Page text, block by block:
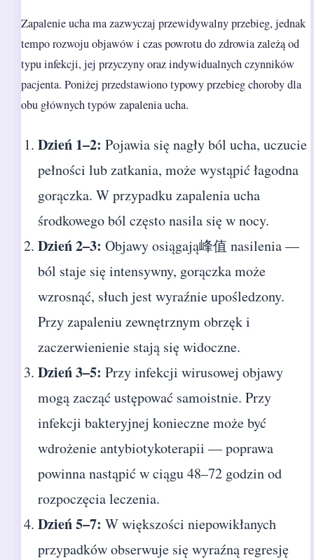
Zapalenie ucha ma zazwyczaj przewidywalny przebieg, jednak
tempo rozwoju objawów i czas powrotu do zdrowia zależą od
typu infekcji, jej przyczyny oraz indywidualnych czynników
pacjenta. Poniżej przedstawiono typowy przebieg choroby dla
obu głównych typów zapalenia ucha.
Dzień 1–2: Pojawia się nagły ból ucha, uczucie
pełności lub zatkania, może wystąpić łagodna
gorączka. W przypadku zapalenia ucha
środkowego ból często nasila się w nocy.
Dzień 2–3: Objawy osiągają峰值 nasilenia —
ból staje się intensywny, gorączka może
wzrosnąć, słuch jest wyraźnie upośledzony.
Przy zapaleniu zewnętrznym obrzęk i
zaczerwienienie stają się widoczne.
Dzień 3–5: Przy infekcji wirusowej objawy
mogą zacząć ustępować samoistnie. Przy
infekcji bakteryjnej konieczne może być
wdrożenie antybiotykoterapii — poprawa
powinna nastąpić w ciągu 48–72 godzin od
rozpoczęcia leczenia.
Dzień 5–7: W większości niepowikłanych
przypadków obserwuje się wyraźną regresję